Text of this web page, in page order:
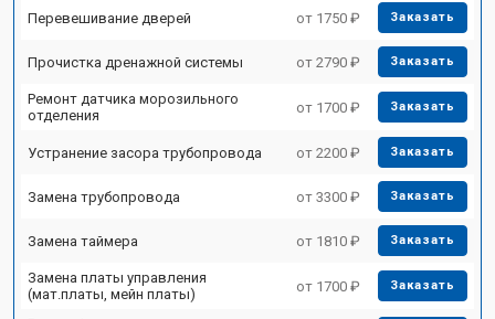
Перевешивание дверей от 1750 ₽ Заказать
Прочистка дренажной системы от 2790 ₽ Заказать
Ремонт датчика морозильного
отделения
от 1700 ₽ Заказать
Устранение засора трубопровода от 2200 ₽ Заказать
Замена трубопровода от 3300 ₽ Заказать
Замена таймера от 1810 ₽ Заказать
Замена платы управления
(мат.платы, мейн платы)
от 1700 ₽ Заказать